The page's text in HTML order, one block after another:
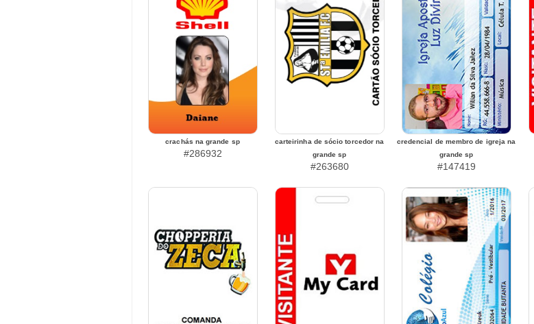
crachás na grande sp
#286932
carteirinha de sócio torcedor na
grande sp
#263680
credencial de membro de igreja na
grande sp
#147419